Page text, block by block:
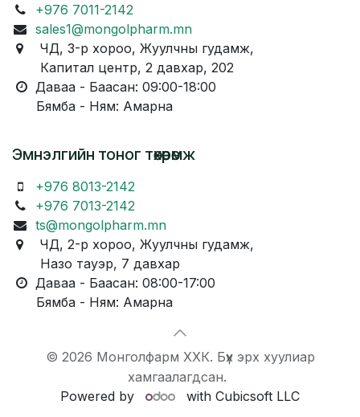
+976 7011-2142
sales1@mongolpharm.mn
ЧД, 3-р хороо, Жуулчны гудамж,
Капитал центр, 2 давхар, 202
Даваа - Баасан: 09:00-18:00
Бямба - Ням: Амарна
Эмнэлгийн тоног төхөөрөмж
+976 8013-2142
+976 7013-2142
ts@mongolpharm.mn
ЧД, 2-р хороо, Жуулчны гудамж,
Назо тауэр, 7 давхар
Даваа - Баасан: 08:00-17:00
Бямба - Ням: Амарна
© 2026 Монголфарм ХХК. Бүх эрх хуулиар
хамгаалагдсан.
Powered by
with Cubicsoft LLC